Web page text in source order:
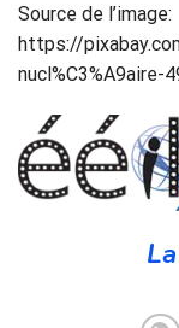
Source de l’image:
https://
nucl%C3%A9aire-